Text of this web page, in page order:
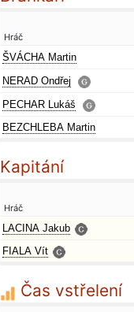
Hráč
ŠVÁCHA Martin
NERAD Ondřej
PECHAR Lukáš
BEZCHLEBA Martin
Kapitání
Hráč
LACINA Jakub
FIALA Vít
Čas vstřelení